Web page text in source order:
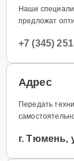
Наши
предложат
+7 (345)
Адрес
Передать
г. Тюмень,